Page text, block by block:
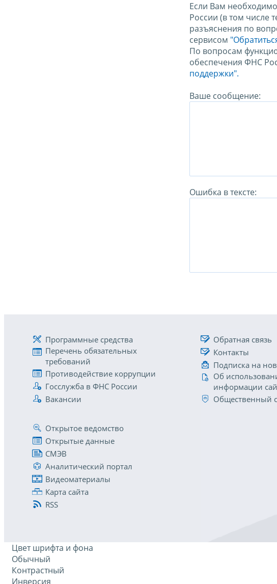
Если Вам
России (в том числе
разъяснения по
сервисом
По вопросам
обеспечения ФНС
поддержки".
Ваше сообщение:
Ошибка в тексте:
Программные средства
Перечень обязательных
требований
Противодействие коррупции
Госслужба в ФНС России
Вакансии
Обратная связь
Контакты
Подписка на
Об
информации
Общественный
Открытое ведомство
Открытые данные
СМЭВ
Аналитический портал
Видеоматериалы
Карта сайта
RSS
Цвет шрифта и фона
Обычный
Контрастный
Инверсия